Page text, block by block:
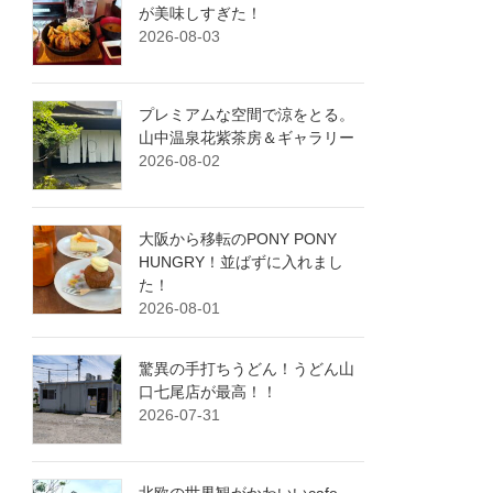
が美味しすぎた！
2026-08-03
プレミアムな空間で涼をとる。
山中温泉花紫茶房＆ギャラリー
2026-08-02
大阪から移転のPONY PONY
HUNGRY！並ばずに入れまし
た！
2026-08-01
驚異の手打ちうどん！うどん山
口七尾店が最高！！
2026-07-31